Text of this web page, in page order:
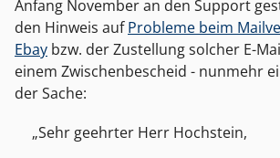
Anfang November an den Support
den Hinweis aufProbleme beim
Ebay bzw. der Zustellung solcher E-
einem Zwischenbescheid - nunmehr
der Sache:
Sehr geehrter Herr Hochstein,